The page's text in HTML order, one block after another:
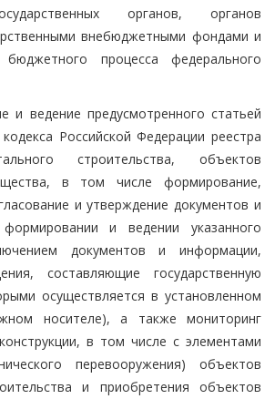
органов, органов
внебюджетными фондами и
процесса федерального
и ведение предусмотренного статьей
Российской Федерации реестра
строительства, объектов
в том числе формирование,
и утверждение документов и
и ведении указанного
документов и информации,
составляющие государственную
осуществляется в установленном
носителе), а также мониторинг
в том числе с элементами
перевооружения) объектов
и приобретения объектов